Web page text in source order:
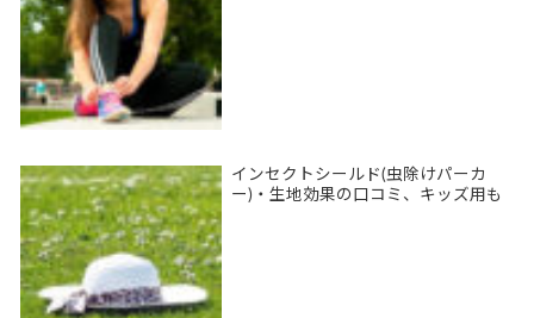
インセクトシールド(虫除けパーカ
ー)・生地効果の口コミ、キッズ用も